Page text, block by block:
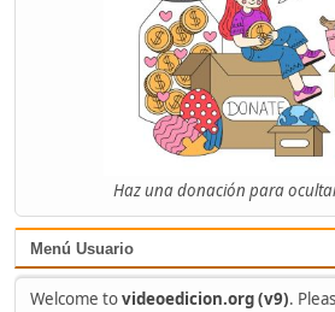
Haz una donación para
Menú Usuario
Welcome tovideoedicion.org (v9).